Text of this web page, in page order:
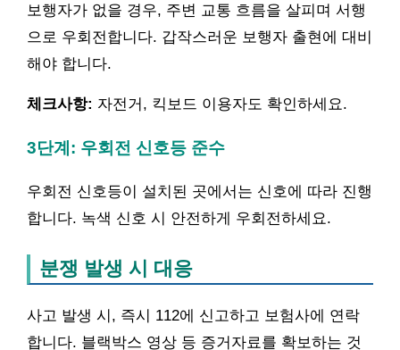
보행자가 없을 경우, 주변 교통 흐름을 살피며 서행
으로 우회전합니다. 갑작스러운 보행자 출현에 대비
해야 합니다.
체크사항: 자전거, 킥보드 이용자도 확인하세요.
3단계: 우회전 신호등 준수
우회전 신호등이 설치된 곳에서는 신호에 따라 진행
합니다. 녹색 신호 시 안전하게 우회전하세요.
분쟁 발생 시 대응
사고 발생 시, 즉시 112에 신고하고 보험사에 연락
합니다. 블랙박스 영상 등 증거자료를 확보하는 것